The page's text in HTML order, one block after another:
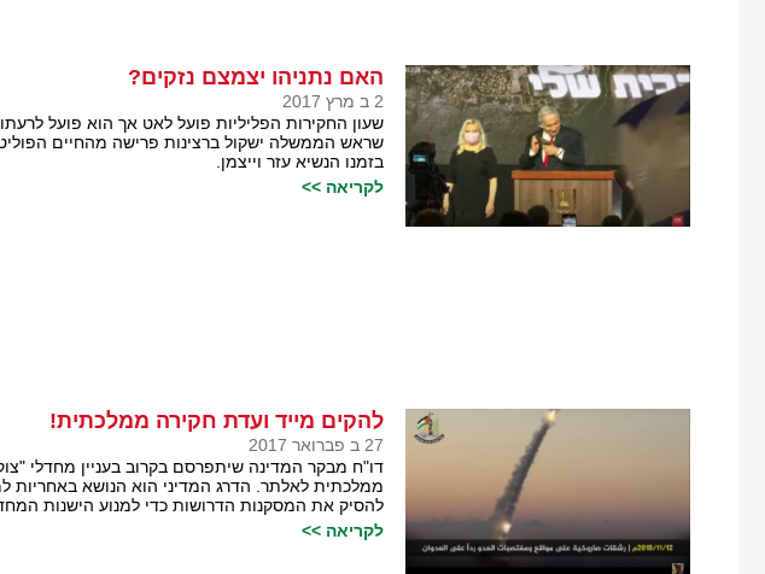
האם נתניהו יצמצם נזקים?
2 ב מרץ 2017
שעון החקירות הפליליות פועל לאט אך הוא פועל
שראש הממשלה ישקול ברצינות פרישה מהחיים
בזמנו הנשיא עזר וייצמן.
לקריאה >>
להקים מייד ועדת חקירה ממלכתית!
27 ב פברואר 2017
דו"ח מבקר המדינה שיתפרסם בקרוב בעניין מחדלי
ממלכתית לאלתר. הדרג המדיני הוא הנושא באחריות
להסיק את המסקנות הדרושות כדי למנוע הישנות
לקריאה >>